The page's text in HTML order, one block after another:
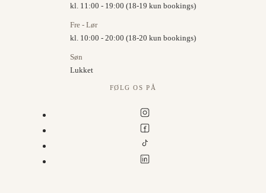
kl. 11:00 - 19:00 (18-19 kun bookings)
Fre - Lør
kl. 10:00 - 20:00 (18-20 kun bookings)
Søn
Lukket
FØLG OS PÅ